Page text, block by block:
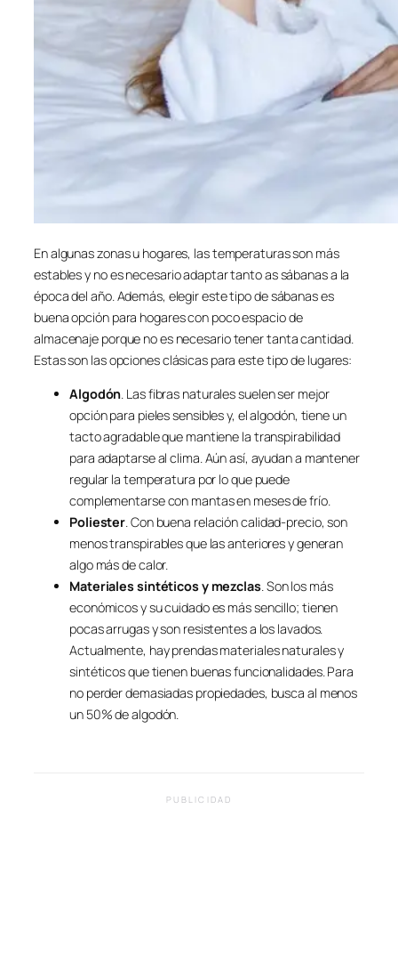
En algunas zonas u hogares, las temperaturas son más
estables y no es necesario adaptar tanto as sábanas a la
época del año. Además, elegir este tipo de sábanas es
buena opción para hogares con poco espacio de
almacenaje porque no es necesario tener tanta cantidad.
Estas son las opciones clásicas para este tipo de lugares:
Algodón. Las fibras naturales suelen ser mejor
opción para pieles sensibles y, el algodón, tiene un
tacto agradable que mantiene la transpirabilidad
para adaptarse al clima. Aún así, ayudan a mantener
regular la temperatura por lo que puede
complementarse con mantas en meses de frío.
Poliester. Con buena relación calidad-precio, son
menos transpirables que las anteriores y generan
algo más de calor.
Materiales sintéticos y mezclas. Son los más
económicos y su cuidado es más sencillo; tienen
pocas arrugas y son resistentes a los lavados.
Actualmente, hay prendas materiales naturales y
sintéticos que tienen buenas funcionalidades. Para
no perder demasiadas propiedades, busca al menos
un 50% de algodón.
PUBLICIDAD